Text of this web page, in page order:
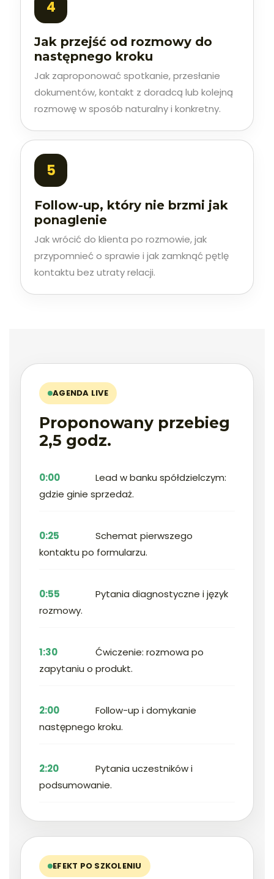
Jak przejść od rozmowy do
następnego kroku
Jak zaproponować spotkanie, przesłanie
dokumentów, kontakt z doradcą lub kolejną
rozmowę w sposób naturalny i konkretny.
Follow-up, który nie brzmi jak
ponaglenie
Jak wrócić do klienta po rozmowie, jak
przypomnieć o sprawie i jak zamknąć pętlę
kontaktu bez utraty relacji.
AGENDA LIVE
Proponowany przebieg
2,5 godz.
0:00
Lead w banku spółdzielczym:
gdzie ginie sprzedaż.
0:25
Schemat pierwszego
kontaktu po formularzu.
0:55
Pytania diagnostyczne i język
rozmowy.
1:30
Ćwiczenie: rozmowa po
zapytaniu o produkt.
2:00
Follow-up i domykanie
następnego kroku.
2:20
Pytania uczestników i
podsumowanie.
EFEKT PO SZKOLENIU